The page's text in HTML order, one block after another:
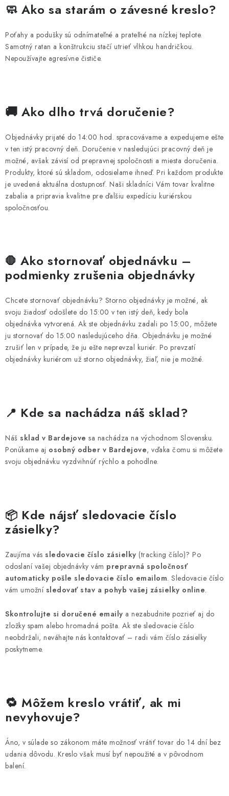
🧼 Ako sa starám o závesné kreslo?
Poťahy a podušky sú odnímateľné a prateľné na nízkej teplote.
Samotný ratan a konštrukciu stačí utrieť vlhkou handričkou.
Nepoužívajte agresívne čističe.
🚚 Ako dlho trvá doručenie?
Objednávky prijaté do 14:00 hod. spracovávame a expedujeme ešte
v ten istý pracovný deň. Doručenie v nasledujúci pracovný deň je
možné, avšak závisí od prepravnej spoločnosti a miesta doručenia.
Produkty, ktoré sú skladom, odosielame ihneď. Pri každom produkte
je uvedená aktuálna dostupnosť. Naši skladníci Vám tovar kvalitne
zabalia a pripravia kvalitne pre ďalšiu expedíciu kuriérskou
spoločnosťou.
🛑 Ako stornovať objednávku –
podmienky zrušenia objednávky
Chcete stornovať objednávku? Storno objednávky je možné, ak
svoju žiadosť odošlete do 15:00 v ten istý deň, kedy bola
objednávka vytvorená. Ak ste objednávku zadali po 15:00, môžete
ju stornovať do 15:00 nasledujúceho dňa. Objednávku je možné
zrušiť len v prípade, že ju ešte neprevzal kuriér. Po prevzatí
objednávky kuriérom už storno objednávky, žiaľ, nie je možné.
📍 Kde sa nachádza náš sklad?
Náš sklad v Bardejove sa nachádza na východnom Slovensku.
Ponúkame aj osobný odber v Bardejove, vďaka čomu si môžete
svoju objednávku vyzdvihnúť rýchlo a pohodlne.
📦 Kde nájsť sledovacie číslo
zásielky?
Zaujíma vás sledovacie číslo zásielky (tracking číslo)? Po
odoslaní vašej objednávky vám prepravná spoločnosť
automaticky pošle sledovacie číslo emailom. Sledovacie číslo
vám umožní sledovať stav a pohyb vašej zásielky online.
Skontrolujte si doručené emaily a nezabudnite pozrieť aj do
zložky spam alebo hromadná pošta. Ak ste sledovacie číslo
neobdržali, neváhajte nás kontaktovať – radi vám číslo zásielky
poskytneme.
🔁 Môžem kreslo vrátiť, ak mi
nevyhovuje?
Áno, v súlade so zákonom máte možnosť vrátiť tovar do 14 dní bez
udania dôvodu. Kreslo však musí byť nepoužité a v pôvodnom
balení.